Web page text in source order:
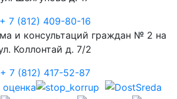
+ 7 (812) 409-80-16
и консультаций граждан № 2 на
Коллонтай д. 7/2
+ 7 (812) 417-52-87